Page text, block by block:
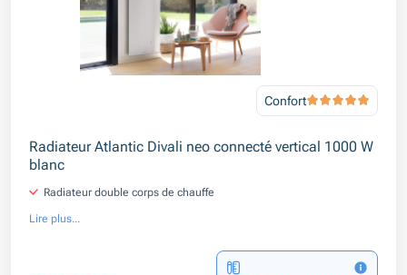
Confort
Radiateur Atlantic Divali neo connecté vertical 1000 W
blanc
Radiateur double corps de chauffe
Lire plus...